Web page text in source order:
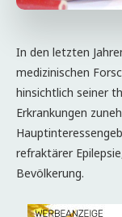
In den letzten
medizinischen
hinsichtlich seiner
Erkrankungen
refraktärer
Bevölkerung.